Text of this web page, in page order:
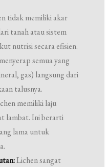
tidak memiliki akar
tanah atau sistem
nutrisi secara efisien.
semua yang
gas) langsung dari
talusnya.
memiliki laju
lambat. Ini berarti
lama untuk
Lichen sangat